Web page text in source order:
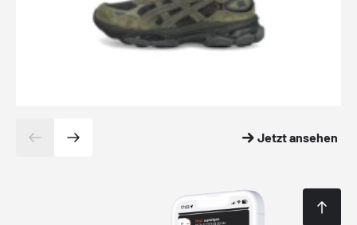
Jetzt ansehen